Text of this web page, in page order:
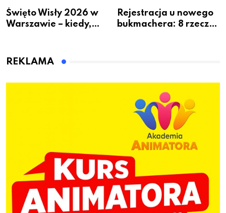
Święto Wisły 2026 w
Warszawie – kiedy,
Rejestracja u nowego
bukmachera: 8 rzeczy,
REKLAMA